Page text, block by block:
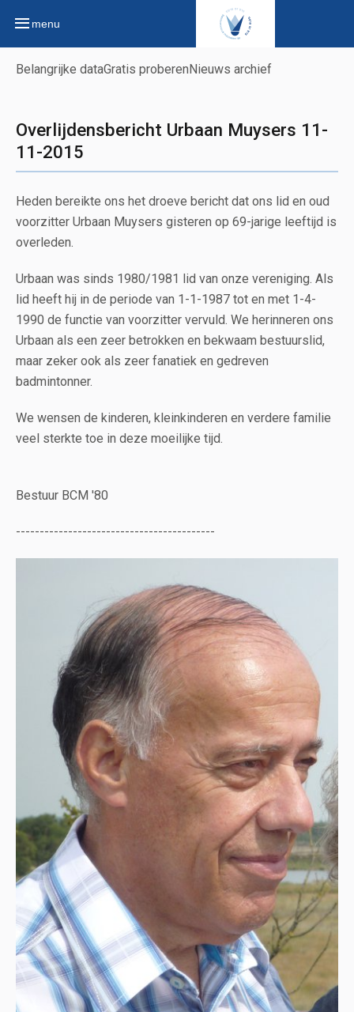
menu
Belangrijke dataGratis proberen Nieuws archief
Overlijdensbericht Urbaan Muysers 11-
11-2015
Heden bereikte ons het droeve bericht dat ons lid en oud
voorzitter Urbaan Muysers gisteren op 69-jarige leeftijd is
overleden.
Urbaan was sinds 1980/1981 lid van onze vereniging. Als
lid heeft hij in de periode van 1-1-1987 tot en met 1-4-
1990 de functie van voorzitter vervuld. We herinneren ons
Urbaan als een zeer betrokken en bekwaam bestuurslid,
maar zeker ook als zeer fanatiek en gedreven
badmintonner.
We wensen de kinderen, kleinkinderen en verdere familie
veel sterkte toe in deze moeilijke tijd.
Bestuur BCM '80
------------------------------------------